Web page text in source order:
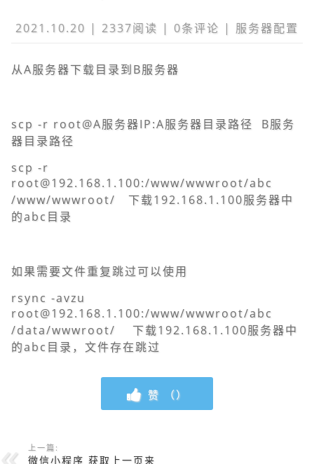
2021.10.20 | 2337阅读 | 0条评论 | 服务器配置
从A服务器下载目录到B服务器
scp -r root@A服务器IP:A服务器目录路径 B服务
器目录路径
scp -r
root@192.168.1.100:/www/wwwroot/abc
/www/wwwroot/ 下载192.168.1.100服务器中
的abc目录
如果需要文件重复跳过可以使用
rsync -avzu
root@192.168.1.100:/www/wwwroot/abc
/data/wwwroot/ 下载192.168.1.100服务器中
的abc目录，文件存在跳过
赞 （）
上一篇:
微信小程序 获取上一页来